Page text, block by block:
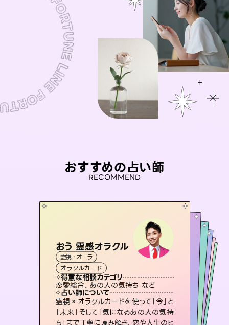
おすすめの占い師
RECOMMEND
おう 霊感オラクル
霊視・オーラ
オラクルカード
得意な相談カテゴリ
恋愛総合、あの人の気持ち など
占い師について
霊視×オラクルカードを使って「今」と
「未来」そして「気になるあの人の気持
ち」まで丁寧に読み解き、恋や人生のヒ
アイリス -iris-
西洋占星術
ルーン
得意な相談カテゴリ
恋愛総合、片想い、二人の未来 など
占い師について
復縁、恋愛、不倫の行方、同性愛や片
思い、仕事関係や借金問題まで知りた
いことや心の負担になっていることを
彗望
霊視・オーラ
スピリチュアル・リーディング
得意な相談カテゴリ
片想い、あの人の気持ち、復縁 など
占い師について
3,700年以上の歴史を持つ東洋最古の
占術「易占」で詳細まで占い、幸せへ向
かう道筋を示します。厳しい結果にも具
未来視師＊花
霊視・オーラ
スピリチュアル・リーディング
得意な相談カテゴリ
出逢い、片想い、復縁 など
占い師について
スピリチュアル・リーディング
得意な相談カテゴリ
片想い、あの人の気持ち、復縁 など
占い師について
恋愛のお悩みの中でも特に「曖昧な関
係」の相談を得意としており、友達以上
恋人未満なお相手との今後や本音を丁
霊視・オーラ タロット
スピリチュアル・リーディング
得意な相談カテゴリ
片想い、二人の未来、年の差 など
占い師について
連絡再開、復縁、成就などの報告実績
多数。セラピストとして2万超の施術経
験があるからこそできる鑑定で、より良